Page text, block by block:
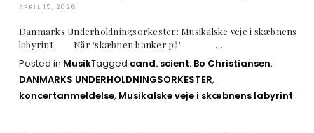
APRIL 15, 2026
Danmarks Underholdningsorkester: Musikalske veje i skæbnens
labyrint Når 'skæbnen banker på' …
Posted in MusikTagged cand. scient. Bo Christiansen,
DANMARKS UNDERHOLDNINGSORKESTER,
koncertanmeldelse, Musikalske veje i skæbnens labyrint